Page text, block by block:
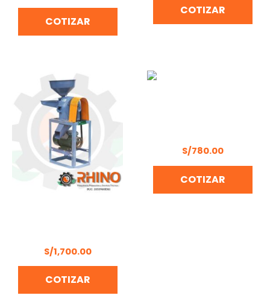
COTIZAR
COTIZAR
S/1,700.00
COTIZAR
S/780.00
COTIZAR